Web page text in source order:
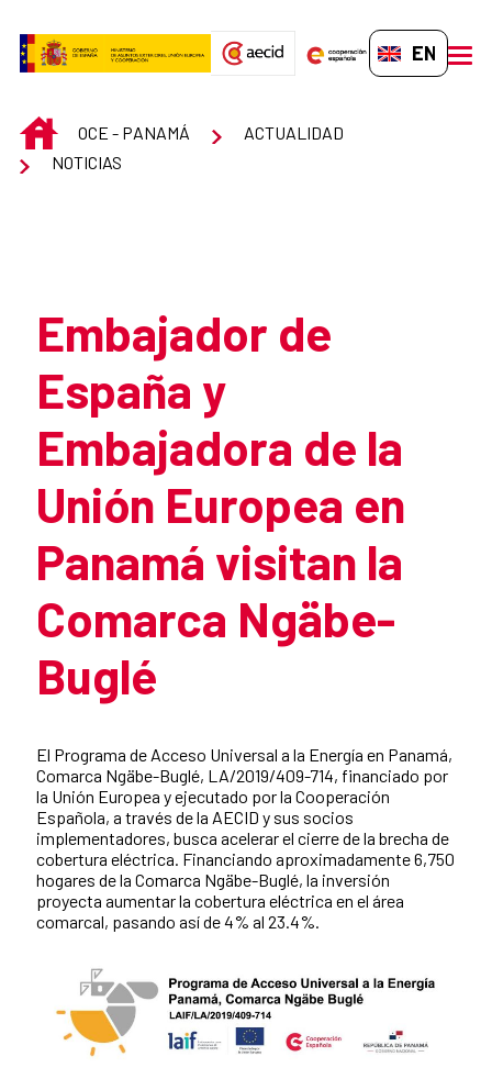
EN-GB
INICIOOCE - PANAMÁ
ACTUALIDAD
NOTICIAS
Embajador de
España y
Embajadora de la
Unión Europea en
Panamá visitan la
Comarca Ngäbe-
Buglé
El Programa de Acceso Universal a la Energía en Panamá,
Comarca Ngäbe-Buglé, LA/2019/409-714, financiado por
la Unión Europea y ejecutado por la Cooperación
Española, a través de la AECID y sus socios
implementadores, busca acelerar el cierre de la brecha de
cobertura eléctrica. Financiando aproximadamente 6,750
hogares de la Comarca Ngäbe-Buglé, la inversión
proyecta aumentar la cobertura eléctrica en el área
comarcal, pasando así de 4% al 23.4%.